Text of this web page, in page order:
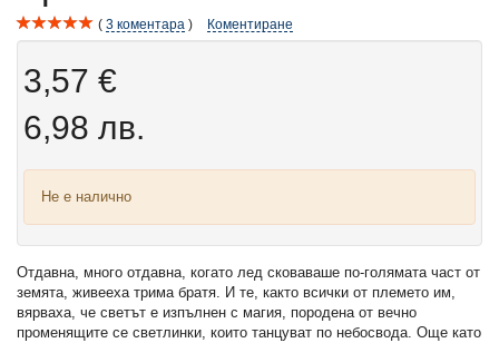
3 коментара Коментиране
3,57 €
6,98 лв.
Не е налично
Отдавна, много отдавна, когато лед сковаваше по-голямата част от
земята, живееха трима братя. И те, както всички от племето им,
вярваха, че светът е изпълнен с магия, породена от вечно
променящите се светлинки, които танцуват по небосвода. Още като